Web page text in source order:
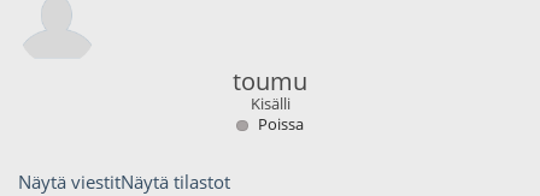
toumu
Kisälli
Poissa
Näytä viestitNäytä tilastot